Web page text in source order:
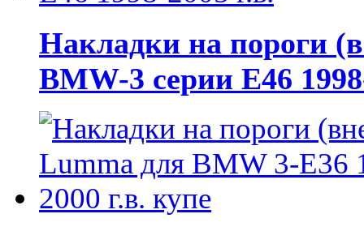
Накладки на пороги
BMW-3 серии E46